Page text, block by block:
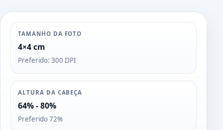
TAMANHO DA FOTO
4×4 cm
Preferido: 300 DPI
ALTURA DA CABEÇA
64% - 80%
Preferido 72%